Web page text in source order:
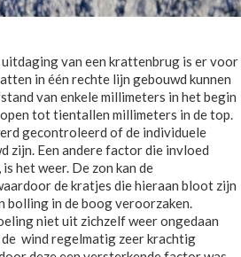
van een krattenbrug is er voor
in één rechte lijn gebouwd kunnen
van enkele millimeters in het begin
tot tientallen millimeters in de top.
gecontroleerd of de individuele
zijn. Een andere factor die invloed
het weer. De zon kan de
de kratjes die hieraan bloot zijn
bolling in de boog veroorzaken.
niet uit zichzelf weer ongedaan
wind regelmatig zeer krachtig